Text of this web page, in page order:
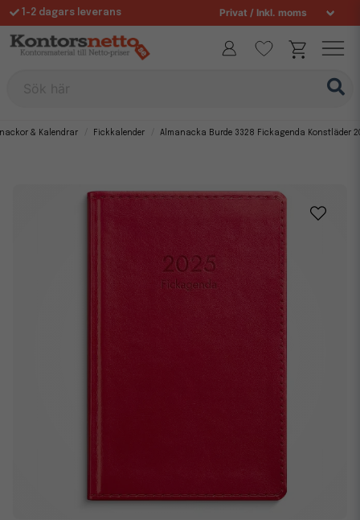
1-2 dagars leverans
Fri frakt över 995 kr
& Kalendrar Fickkalender Almanacka Burde 3328 Fickagenda Konstläder